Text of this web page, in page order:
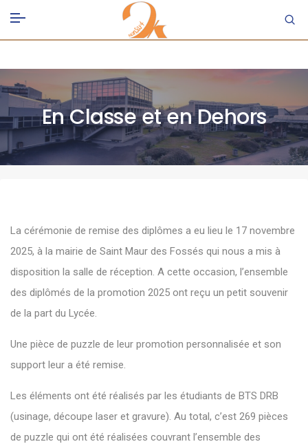
En Classe et en Dehors
La cérémonie de remise des diplômes a eu lieu le 17 novembre
2025, à la mairie de Saint Maur des Fossés qui nous a mis à
disposition la salle de réception. A cette occasion, l’ensemble
des diplômés de la promotion 2025 ont reçu un petit souvenir
de la part du Lycée.
Une pièce de puzzle de leur promotion personnalisée et son
support leur a été remise.
Les éléments ont été réalisés par les étudiants de BTS DRB
(usinage, découpe laser et gravure). Au total, c’est 269 pièces
de puzzle qui ont été réalisées couvrant l’ensemble des